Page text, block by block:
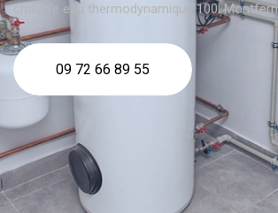
chauffe eau thermodynamique 100l
09 72 66 89 55